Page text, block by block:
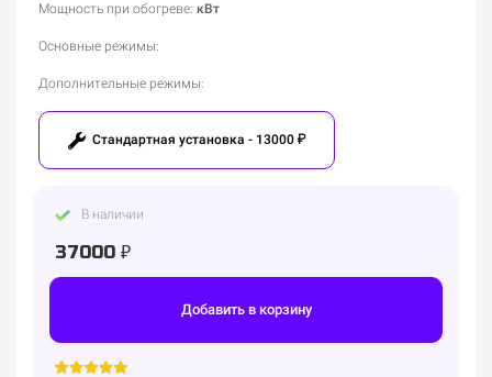
Мощность при обогреве: кВт
Основные режимы:
Дополнительные режимы:
Стандартная установка - 13000 ₽
В наличии
37000 ₽
Добавить в корзину